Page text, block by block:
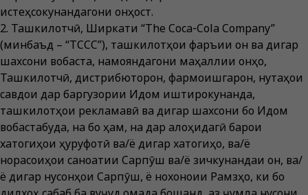
истеҳсокунандагони онҳост.
2. Ташкилотчӣ, Ширкати “The Coca‑Cola Company”
(минбаъд – “TCCC”), ташкилотҳои фаръии он ва дигар
шахсони вобаста, намояндагони маҳаллии онҳо,
Ташкилотчӣ, дистрибюторон, фармоишгарон, нуқтаҳои
савдои дар баргузории Иқдом иштирокунанда,
ташкилотҳои рекламавӣ ва дигар шахсони бо Иқдом
вобастабуда, на бо ҳам, на дар алоҳидагӣ барои
хатогиҳои ҳуруфотӣ ва/ё дигар хатогиҳо, ва/ё
норасоиҳои саноатии Сарпӯш ва/ё зичкунандаи он, ва/
ё дигар нуқсонҳои Сарпӯш, ё нохоноии Рамзҳо, ки бо